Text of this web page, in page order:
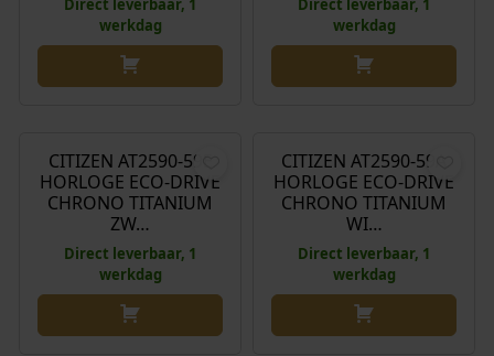
Direct leverbaar, 1
werkdag
Direct leverbaar, 1
werkdag
CITIZEN AT2590-59E
HORLOGE ECO-DRIVE
CHRONO TITANIUM
ZW…
Direct leverbaar, 1
werkdag
CITIZEN AT2590-59A
HORLOGE ECO-DRIVE
CHRONO TITANIUM
WI…
Direct leverbaar, 1
werkdag